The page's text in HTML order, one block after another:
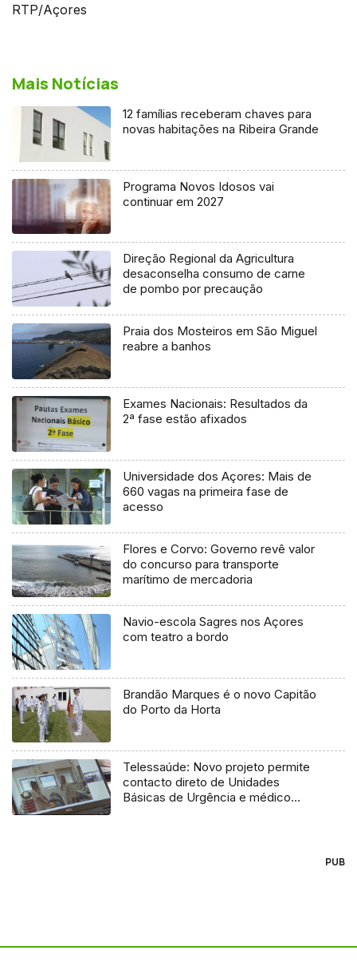
RTP/Açores
Mais Notícias
12 famílias receberam chaves para
novas habitações na Ribeira Grande
Programa Novos Idosos vai
continuar em 2027
Direção Regional da Agricultura
desaconselha consumo de carne
de pombo por precaução
Praia dos Mosteiros em São Miguel
reabre a banhos
Exames Nacionais: Resultados da
2ª fase estão afixados
Universidade dos Açores: Mais de
660 vagas na primeira fase de
acesso
Flores e Corvo: Governo revê valor
do concurso para transporte
marítimo de mercadoria
Navio-escola Sagres nos Açores
com teatro a bordo
Brandão Marques é o novo Capitão
do Porto da Horta
Telessaúde: Novo projeto permite
contacto direto de Unidades
Básicas de Urgência e médico
PUB